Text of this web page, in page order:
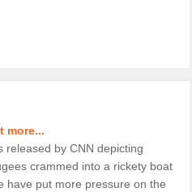
more...
released by CNN depicting
crammed into a rickety boat
have put more pressure on the